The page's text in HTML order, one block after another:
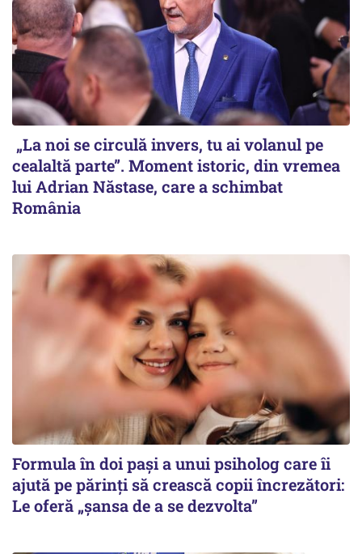
„La noi se circulă invers, tu ai volanul pe
cealaltă parte”. Moment istoric, din vremea
lui Adrian Năstase, care a schimbat
România
Formula în doi pași a unui psiholog care îi
ajută pe părinți să crească copii încrezători:
Le oferă „șansa de a se dezvolta”